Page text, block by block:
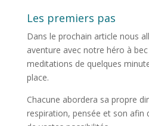
Les premiers pas
Dans le prochain article nous
aventure avec notre héro à
meditations de quelques
place.
Chacune abordera sa propre
respiration, pensée et son afin